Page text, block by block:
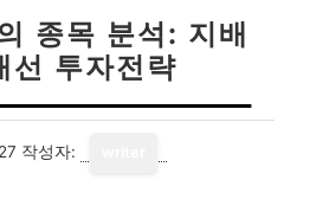
종목 분석: 지배
선 투자전략
작성자: